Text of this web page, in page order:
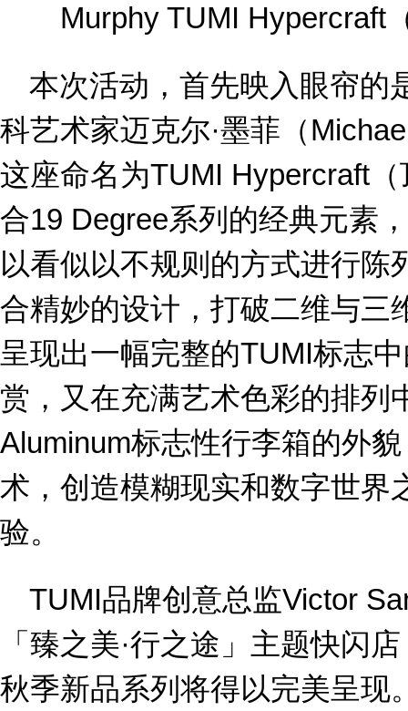
Murphy TUMI Hypercraft
本次活动，首先映入眼帘的
科艺术家迈克尔·墨菲（
这座命名为TUMI Hypercraft
合19 Degree系列的经典元素
以看似以不规则的方式进行陈
合精妙的设计，打破二维与三
呈现出一幅完整的TUMI标志
赏，又在充满艺术色彩的排列
Aluminum标志性行李箱的外
术，创造模糊现实和数字世界
验。
TUMI品牌创意总监Victor
「臻之美·行之途」主题快闪
秋季新品系列将得以完美呈现